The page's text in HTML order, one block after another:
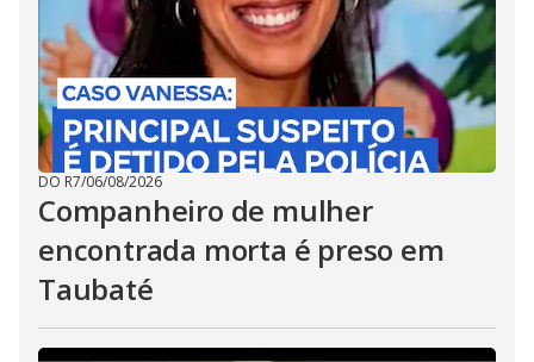
DO R7/06/08/2026
Companheiro de mulher
encontrada morta é preso em
Taubaté